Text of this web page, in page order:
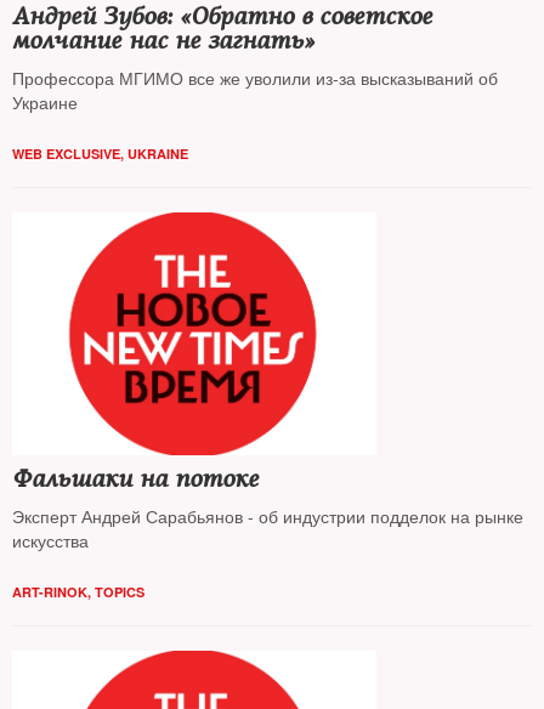
Андрей Зубов: «Обратно в советское
молчание нас не загнать»
Профессора МГИМО все же уволили из-за высказываний об
Украине
WEB EXCLUSIVE, UKRAINE
Фальшаки на потоке
Эксперт Андрей Сарабьянов - об индустрии подделок на рынке
искусства
ART-RINOK, TOPICS